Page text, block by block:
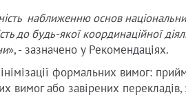
наближенню основ
до будь-якої координаційної
», - зазначено у Рекомендаціях.
формальних вимог:
вимог або завірених